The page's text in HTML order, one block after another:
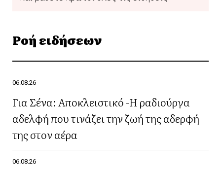
Ροή ειδήσεων
06.08.26
Για Σένα: Αποκλειστικό -Η ραδιούργα
αδελφή που τινάζει την ζωή της αδερφή
της στον αέρα
06.08.26